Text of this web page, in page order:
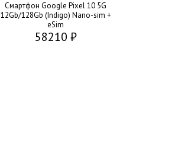
Смартфон Google Pixel 10 5G
12Gb/128Gb (Indigo) Nano-sim +
eSim
58210 ₽